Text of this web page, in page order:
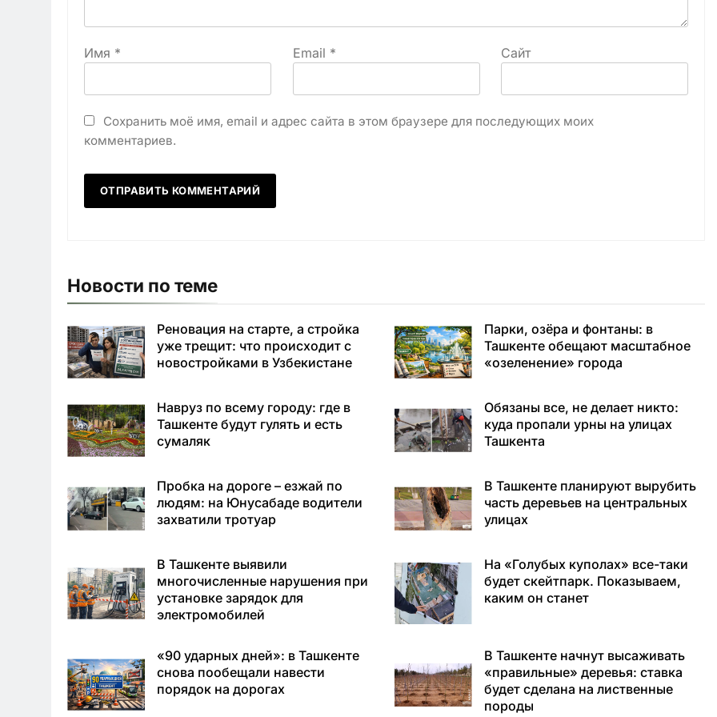
Имя * Email * Сайт
Сохранить моё имя, email и адрес сайта в этом браузере для последующих моих
комментариев.
Новости по теме
Реновация на старте, а стройка
уже трещит: что происходит с
новостройками в Узбекистане
Парки, озёра и фонтаны: в
Ташкенте обещают масштабное
«озеленение» города
Навруз по всему городу: где в
Ташкенте будут гулять и есть
сумаляк
Обязаны все, не делает никто:
куда пропали урны на улицах
Ташкента
Пробка на дороге – езжай по
людям: на Юнусабаде водители
захватили тротуар
В Ташкенте планируют вырубить
часть деревьев на центральных
улицах
В Ташкенте выявили
многочисленные нарушения при
установке зарядок для
электромобилей
На «Голубых куполах» все-таки
будет скейтпарк. Показываем,
каким он станет
«90 ударных дней»: в Ташкенте
снова пообещали навести
порядок на дорогах
В Ташкенте начнут высаживать
«правильные» деревья: ставка
будет сделана на лиственные
породы